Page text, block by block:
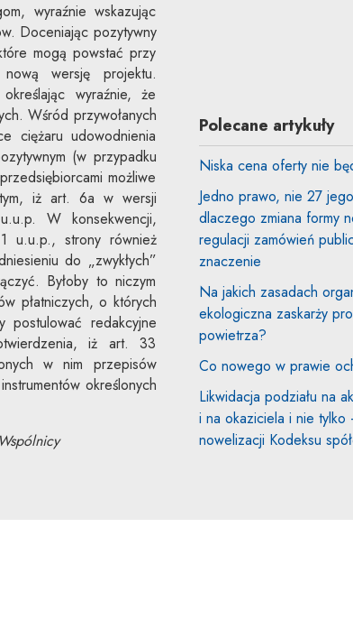
wyraźnie wskazując
Doceniając pozytywny
mogą powstać przy
wersję projektu.
wyraźnie, że
Wśród przywołanych
ciężaru udowodnienia
(w przypadku
możliwe
iż art. 6a w wersji
W konsekwencji,
u.u.p., strony również
do „zwykłych”
Byłoby to niczym
płatniczych, o których
redakcyjne
iż art. 33
w nim przepisów
określonych
Polecane artykuły
Niska cena oferty nie
Jedno prawo, nie 27
dlaczego zmiana formy
regulacji zamówień
znaczenie
Na jakich zasadach
ekologiczna zaskarży
powietrza?
Co nowego w prawie
Likwidacja podziału na
i na okaziciela i nie
nowelizacji Kodeksu